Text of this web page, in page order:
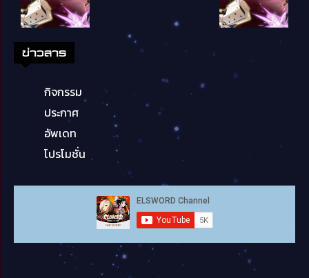
ข่าวสาร
กิจกรรม
ประกาศ
อัพเดท
โปรโมชั่น